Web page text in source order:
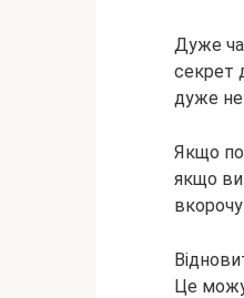
Дуже
секрет
дуже
Якщо
якщо ви
Це